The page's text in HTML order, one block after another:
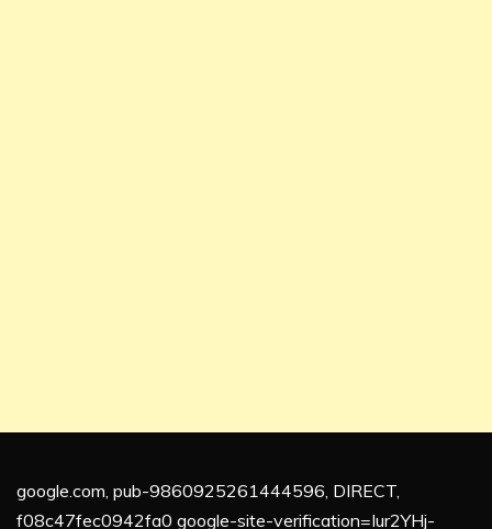
google.com, pub-9860925261444596, DIRECT,
f08c47fec0942fa0 google-site-verification=Iur2YHj-